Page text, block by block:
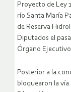
Proyecto de Ley
río Santa María
de Reserva
Diputados el
Órgano
Posterior a la
bloquearon la